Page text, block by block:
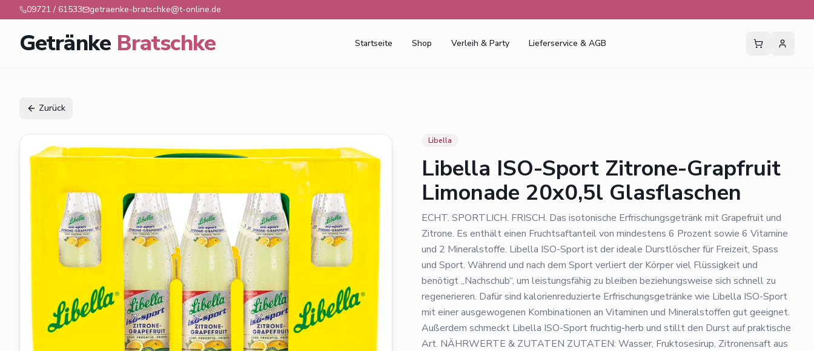
09721 / 61533 getraenke-bratschke@t-online.de
Getränke Bratschke Startseite Shop Verleih & Party Lieferservice & AGB
Zurück
Libella
Libella ISO-Sport Zitrone-Grapfruit
Limonade 20x0,5l Glasflaschen
ECHT. SPORTLICH. FRISCH. Das isotonische Erfrischungsgetränk mit Grapefruit und
Zitrone. Es enthält einen Fruchtsaftanteil von mindestens 6 Prozent sowie 6 Vitamine
und 2 Mineralstoffe. Libella ISO-Sport ist der ideale Durstlöscher für Freizeit, Spass
und Sport. Während und nach dem Sport verliert der Körper viel Flüssigkeit und
benötigt „Nachschub“, um leistungsfähig zu bleiben beziehungsweise sich schnell zu
regenerieren. Dafür sind kalorienreduzierte Erfrischungsgetränke wie Libella ISO-Sport
mit einer ausgewogenen Kombinationen an Vitaminen und Mineralstoffen gut geeignet.
Außerdem schmeckt Libella ISO-Sport fruchtig-herb und stillt den Durst auf praktische
Art. NÄHRWERTE & ZUTATEN ZUTATEN: Wasser, Fruktosesirup, Zitronensaft aus